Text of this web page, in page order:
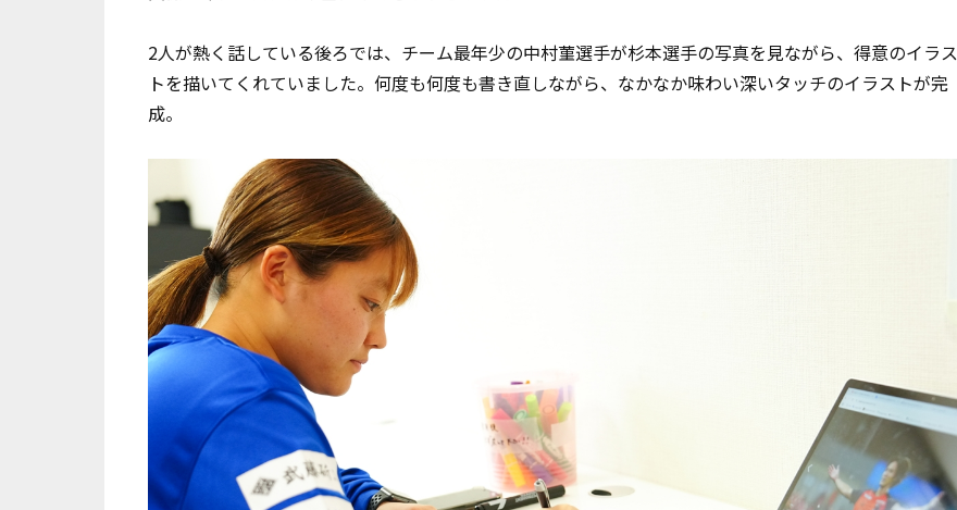
2人が熱く話している後ろでは、チーム最年少の中村菫選手が杉本選手の写真を見ながら、得意のイラス
トを描いてくれていました。何度も何度も書き直しながら、なかなか味わい深いタッチのイラストが完
成。